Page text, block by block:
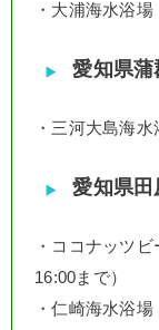
・大浦海水浴
愛知県
・三河大島海
愛知県
・ココナッツ
16:00まで）
・仁崎海水浴